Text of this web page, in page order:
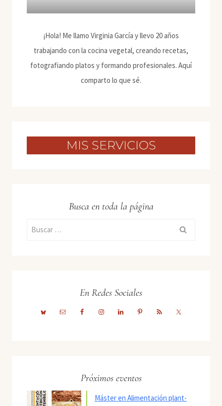
¡Hola! Me llamo Virginia García y llevo 20 años
trabajando con la cocina vegetal, creando recetas,
fotografiando platos y formando profesionales. Aquí
comparto lo que sé.
MIS SERVICIOS
Busca en toda la página
Buscar:
En Redes Sociales
Próximos eventos
Máster en Alimentación plant-